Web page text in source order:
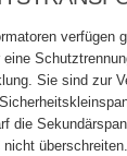
verfügen
eine
Sie sind zur
die
überschreiten.